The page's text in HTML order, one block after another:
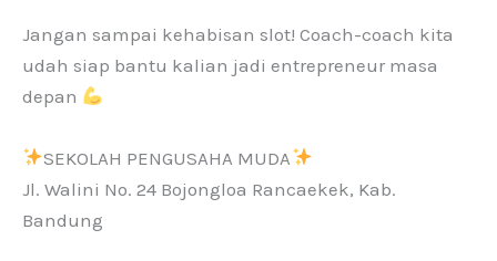
Jangan sampai kehabisan slot! Coach-coach kita
udah siap bantu kalian jadi entrepreneur masa
depan
SEKOLAH PENGUSAHA MUDA
Jl. Walini No. 24 Bojongloa Rancaekek, Kab.
Bandung